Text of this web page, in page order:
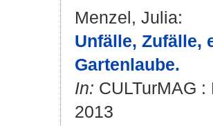
Menzel, Julia:
Unfälle, Zufälle,
Gartenlaube.
In: CULTurMAG
2013